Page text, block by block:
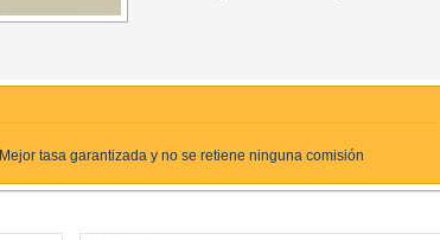
Mejor tasa garantizada y no se retiene ninguna comisión